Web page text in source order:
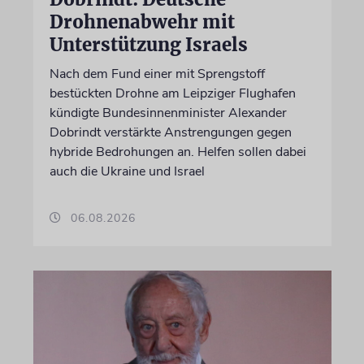
Drohnenabwehr mit
Unterstützung Israels
Nach dem Fund einer mit Sprengstoff
bestückten Drohne am Leipziger Flughafen
kündigte Bundesinnenminister Alexander
Dobrindt verstärkte Anstrengungen gegen
hybride Bedrohungen an. Helfen sollen dabei
auch die Ukraine und Israel
06.08.2026